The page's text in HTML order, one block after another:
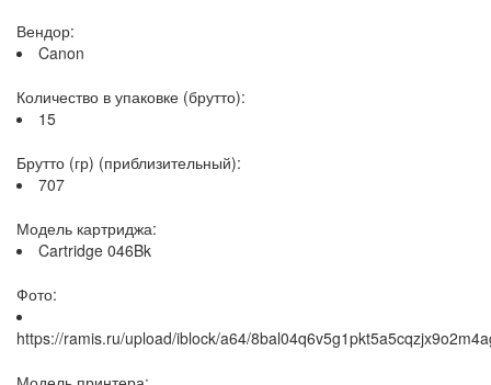
Вендор:
Canon
Количество в упаковке (брутто):
15
Брутто (гр) (приблизительный):
707
Модель картриджа:
Cartridge 046Bk
Фото:
https://ramis.ru/upload/iblock/a64/